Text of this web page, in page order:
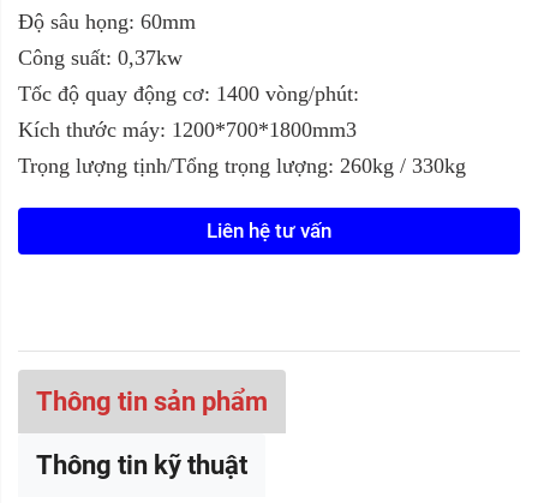
Độ sâu họng: 60mm
Công suất: 0,37kw
Tốc độ quay động cơ: 1400 vòng/phút:
Kích thước máy: 1200*700*1800mm3
Trọng lượng tịnh/Tổng trọng lượng: 260kg / 330kg
Liên hệ tư vấn
Thông tin sản phẩm
Thông tin kỹ thuật